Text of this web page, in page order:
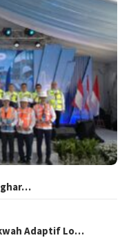
Adaptif Lo…